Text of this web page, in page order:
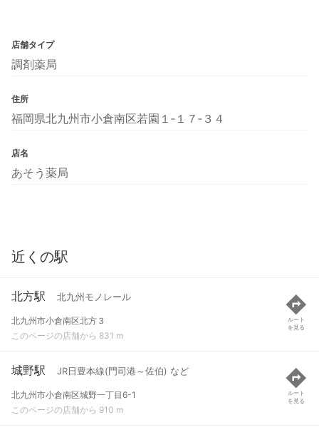
店舗タイプ
調剤薬局
住所
福岡県北九州市小倉南区若園１‐１７‐３４
店名
あそう薬局
近くの駅
北方駅 北九州モノレール
北九州市小倉南区北方３
このページの店舗から 831 m
ルート
を見る
城野駅 JR日豊本線(門司港～佐伯) など
北九州市小倉南区城野一丁目6-1
このページの店舗から 910 m
ルート
を見る